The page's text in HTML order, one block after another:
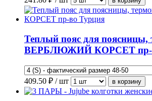
Теплый пояс для поясницы,
ВЕРБЛЮЖИЙ КОРСЕТ пр-
409.50 ₽ / шт